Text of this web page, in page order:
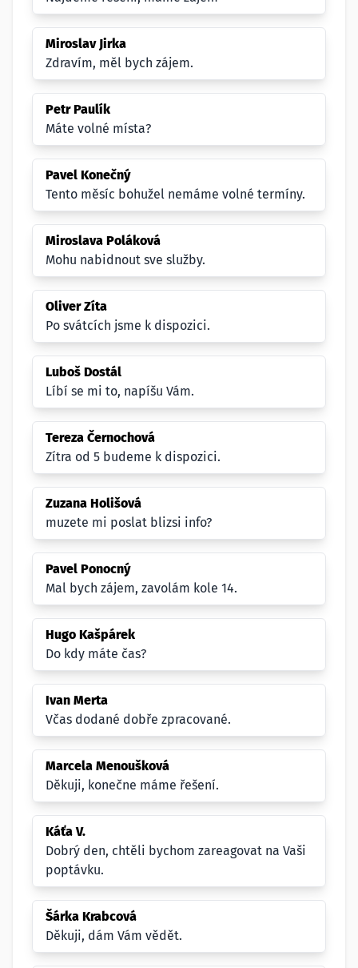
Miroslav Jirka
Zdravím, měl bych zájem.
Petr Paulík
Máte volné místa?
Pavel Konečný
Tento měsíc bohužel nemáme volné termíny.
Miroslava Poláková
Mohu nabidnout sve služby.
Oliver Zíta
Po svátcích jsme k dispozici.
Luboš Dostál
Líbí se mi to, napíšu Vám.
Tereza Černochová
Zítra od 5 budeme k dispozici.
Zuzana Holišová
muzete mi poslat blizsi info?
Pavel Ponocný
Mal bych zájem, zavolám kole 14.
Hugo Kašpárek
Do kdy máte čas?
Ivan Merta
Včas dodané dobře zpracované.
Marcela Menoušková
Děkuji, konečne máme řešení.
Káťa V.
Dobrý den, chtěli bychom zareagovat na Vaši
poptávku.
Šárka Krabcová
Děkuji, dám Vám vědět.